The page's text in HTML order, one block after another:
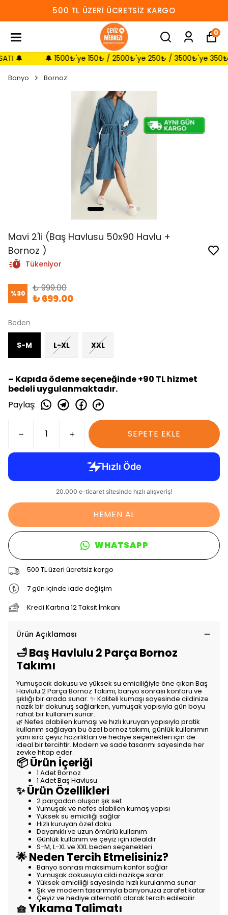
500 TL ÜZERI ÜCRETSIZ KARGO
0
🔔 1500₺'ye 150₺ / 2500₺'ye 250₺ / 3500₺'ye 350₺
Banyo Bornoz
Mavi 2'li (Baş Havlusu 50x90 Havlu +
Bornoz )
Tükeniyor
%30 ₺ 999.00
₺ 699.00
Beden
S-M L-XL XXL
– Kapıda ödeme seçeneğinde +90 TL hizmet
bedeli uygulanmaktadır.
Paylaş:
SEPETE EKLE
HEMEN AL
WHATSAPP
500 TL üzeri ücretsiz kargo
7 gün içinde iade değişim
Kredi Kartına 12 Taksit İmkanı
Ürün Açıklaması
🛁 Baş Havlulu 2 Parça Bornoz
Takımı
Yumuşacık dokusu ve yüksek su emiciliğiyle öne çıkan Baş
Havlulu 2 Parça Bornoz Takımı, banyo sonrası konforu ve
şıklığı bir arada sunar. ✨ Kaliteli kumaşı sayesinde cildinize
nazik bir dokunuş sağlarken, yumuşak yapısıyla gün boyu
rahat bir kullanım sunar.
🌿 Nefes alabilen kumaşı ve hızlı kuruyan yapısıyla pratik
kullanım sağlayan bu özel bornoz takımı, günlük kullanımın
yanı sıra çeyiz hazırlıkları ve hediye seçenekleri için de
ideal bir tercihtir. Modern ve sade tasarımı sayesinde her
zevke hitap eder.
📦 Ürün İçeriği
1 Adet Bornoz
1 Adet Baş Havlusu
✨ Ürün Özellikleri
2 parçadan oluşan şık set
Yumuşak ve nefes alabilen kumaş yapısı
Yüksek su emiciliği sağlar
Hızlı kuruyan özel doku
Dayanıklı ve uzun ömürlü kullanım
Günlük kullanım ve çeyiz için idealdir
S-M, L-XL ve XXL beden seçenekleri
🌟 Neden Tercih Etmelisiniz?
Banyo sonrası maksimum konfor sağlar
Yumuşak dokusuyla cildi nazikçe sarar
Yüksek emiciliği sayesinde hızlı kurulanma sunar
Şık ve modern tasarımıyla banyonuza zarafet katar
Çeyiz ve hediye alternatifi olarak tercih edilebilir
🧺 Yıkama Talimatı